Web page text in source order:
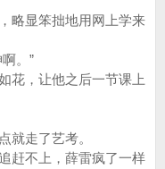
显笨拙地用网上学来
。”
，让他之后一节课上
走了艺考。
不上，薛雷疯了一样